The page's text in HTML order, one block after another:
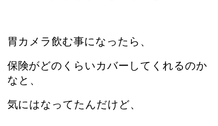
胃カメラ飲む事になったら、
保険がどのくらいカバーしてくれるのか
なと、
気にはなってたんだけど、